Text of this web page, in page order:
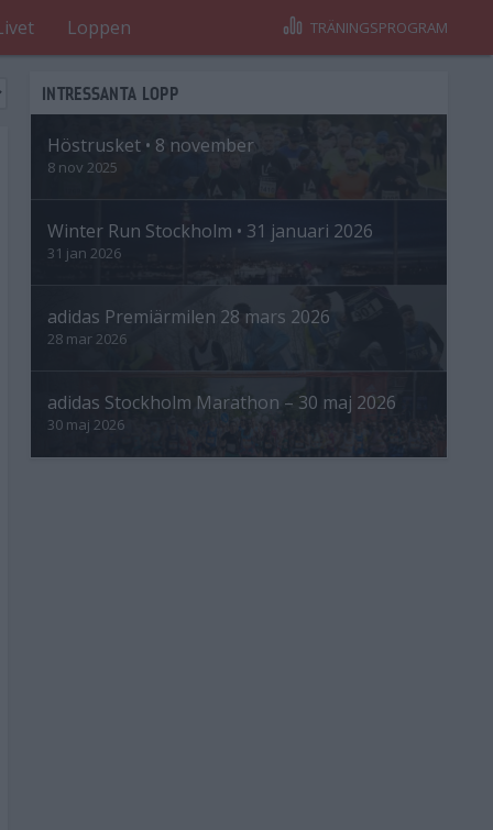
Loppen TRÄNINGSPROGRAM
INTRESSANTA LOPP
Höstrusket • 8 november
8 nov 2025
Winter Run Stockholm • 31 januari 2026
31 jan 2026
adidas Premiärmilen 28 mars 2026
28 mar 2026
adidas Stockholm Marathon – 30 maj 2026
30 maj 2026